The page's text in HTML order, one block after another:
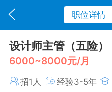
职位详情
设计师主管（五险）
6000~8000元/月
招1人 经验3-5年